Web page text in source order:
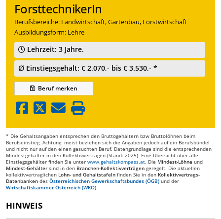
ForsttechnikerIn
Berufsbereiche: Landwirtschaft, Gartenbau, Forstwirtschaft
Ausbildungsform: Lehre
Lehrzeit: 3 Jahre.
∅ Einstiegsgehalt: € 2.070,- bis € 3.530,- *
Berufmerken
* Die Gehaltsangaben entsprechen den Bruttogehältern bzw Bruttolöhnen beim
Berufseinstieg. Achtung: meist beziehen sich die Angaben jedoch auf ein Berufsbündel
und nicht nur auf den einen gesuchten Beruf. Datengrundlage sind die entsprechenden
Mindestgehälter in den Kollektivverträgen (Stand: 2025). Eine Übersicht über alle
Einstiegsgehälter finden Sie unter www.gehaltskompass.at. Die Mindest-Löhne und
Mindest-Gehälter sind in den Branchen-Kollektivverträgen geregelt. Die aktuellen
kollektivvertraglichen Lohn- und Gehaltstafeln finden Sie in den Kollektivvertrags-
Datenbanken des Österreichischen Gewerkschaftsbundes (ÖGB) und der
Wirtschaftskammer Österreich (WKÖ).
HINWEIS